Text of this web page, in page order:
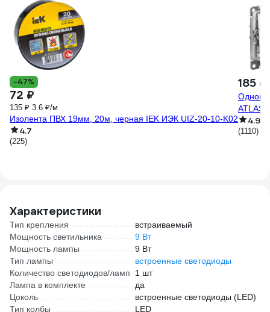
-47%
72 ₽
135 ₽ 3.6 ₽/м
Изолента ПВХ 19мм, 20м, черная IEK ИЭК UIZ-20-10-K02
4.7
(225)
185 ₽
ATLAS
4.9
(1110)
Характеристики
Тип крепления
встраиваемый
Мощность светильника
9 Вт
Мощность лампы
9 Вт
Тип лампы
встроенные светодиоды
Количество светодиодов/ламп
1 шт
Лампа в комплекте
да
Цоколь
встроенные светодиоды (LED)
Тип колбы
LED